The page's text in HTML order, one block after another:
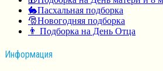
🐇Пасхальная подборка
🎅Новогодняя подборка
👨 Подборка на День Отца
Информация